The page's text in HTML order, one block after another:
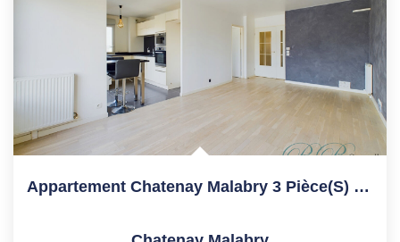
Appartement Chatenay Malabry 3 Pièce(s) 65 M2